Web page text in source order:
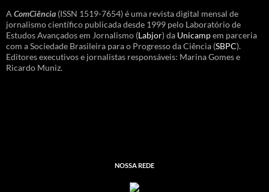
A ComCiência (ISSN 1519-7654) é uma revista digital mensal de
jornalismo científico publicada desde 1999 pelo Laboratório de
Estudos Avançados em Jornalismo (Labjor) da Unicampem parceria
com a Sociedade Brasileira para o Progresso da Ciência (SBPC).
Editores executivos e jornalistas responsáveis: Marina Gomes e
Ricardo Muniz.
NOSSA REDE